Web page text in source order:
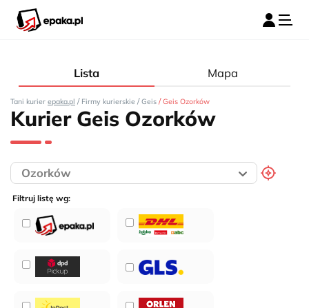
Lista Mapa
Tani kurier epaka.pl / Firmy kurierskie / Geis / Geis Ozorków
Kurier Geis Ozorków
Filtruj listę wg: